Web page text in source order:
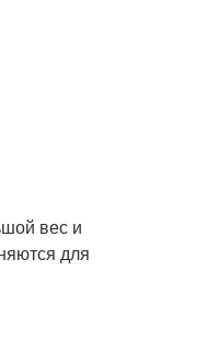
вес и
для